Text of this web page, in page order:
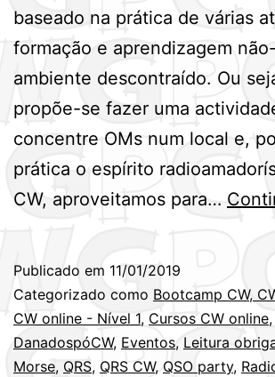
baseado na prática de várias
formação e aprendizagem
ambiente descontraído. Ou
propõe-se fazer uma
concentre OMs num local e,
prática o espírito
CW, aproveitamos para…
Publicado em 11/01/2019
Categorizado como Bootcamp CW,
CW online - Nível 1, Cursos CW online,
DanadospóCW, Eventos, Leitura
Morse, QRS, QRS CW, QSO party,